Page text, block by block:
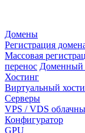
Домены
Регистрация
Массовая
перенос Доменный
Хостинг
Виртуальный
Серверы
VPS / VDS
Конфигуратор
GPU